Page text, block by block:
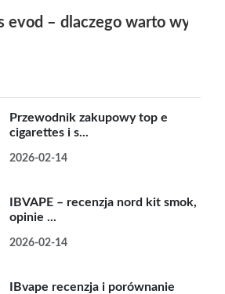
evod – dlaczego warto
Przewodnik zakupowy top e
cigarettes i s...
2026-02-14
IBVAPE – recenzja nord kit smok,
opinie ...
2026-02-14
IBvape recenzja i porównanie